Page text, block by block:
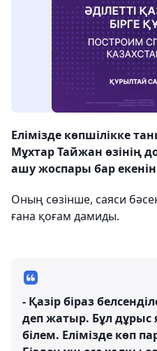
Елімізде көпшілікке
Мұхтар Тайжан өзінің
ашу жоспары бар
Оның сөзінше, саяси
ғана қоғам дамиды.
- Қазір біраз
деп жатыр. Бұл дұрыс
білем. Елімізде көп